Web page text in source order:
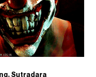
Sutradara